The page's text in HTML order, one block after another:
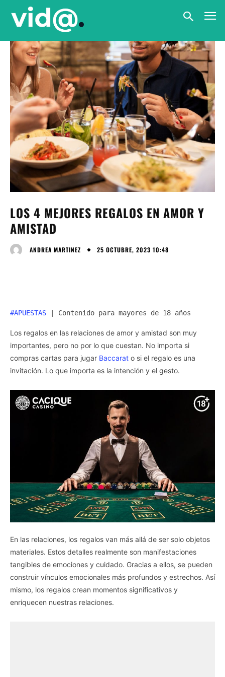
LOS 4 MEJORES REGALOS EN AMOR Y
AMISTAD
ANDREA MARTINEZ 25 OCTUBRE, 2023 10:48
#APUESTAS | Contenido para mayores de 18 años
Los regalos en las relaciones de amor y amistad son muy
importantes, pero no por lo que cuestan. No importa si
compras cartas para jugar Baccarat o si el regalo es una
invitación. Lo que importa es la intención y el gesto.
En las relaciones, los regalos van más allá de ser solo objetos
materiales. Estos detalles realmente son manifestaciones
tangibles de emociones y cuidado. Gracias a ellos, se pueden
construir vínculos emocionales más profundos y estrechos. Así
mismo, los regalos crean momentos significativos y
enriquecen nuestras relaciones.